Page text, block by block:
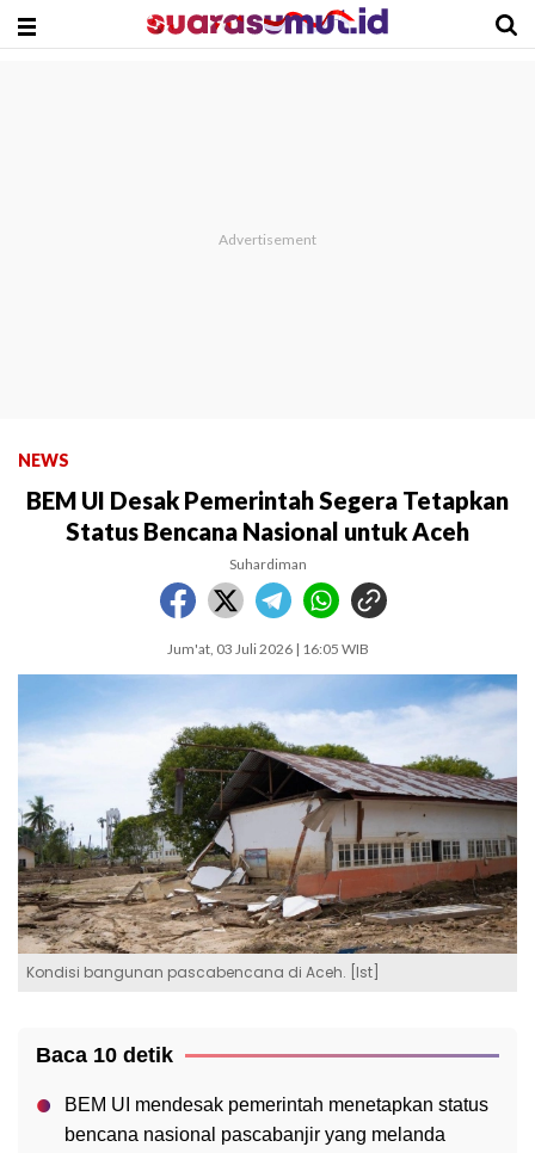
NEWS
BEM UI Desak Pemerintah Segera Tetapkan
Status Bencana Nasional untuk Aceh
Suhardiman
Jum'at, 03 Juli 2026 | 16:05 WIB
Kondisi bangunan pascabencana di Aceh. [Ist]
Baca 10 detik
BEM UI mendesak pemerintah menetapkan status
bencana nasional pascabanjir yang melanda